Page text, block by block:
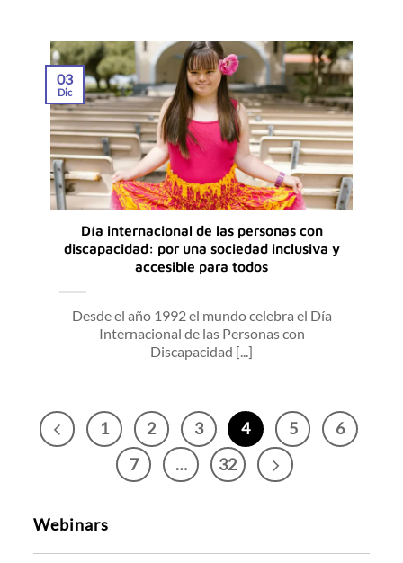
Día internacional de las personas con
discapacidad: por una sociedad inclusiva y
accesible para todos
Desde el año 1992 el mundo celebra el Día
Internacional de las Personas con
Discapacidad [...]
03
Dic
1 2 3 4 5
6
7
… 32
Webinars